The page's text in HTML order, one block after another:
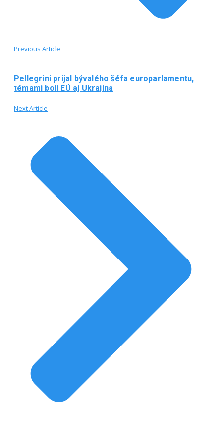
Previous Article
Pellegrini prijal bývalého šéfa europarlamentu,
témami boli EÚ aj Ukrajina
Next Article